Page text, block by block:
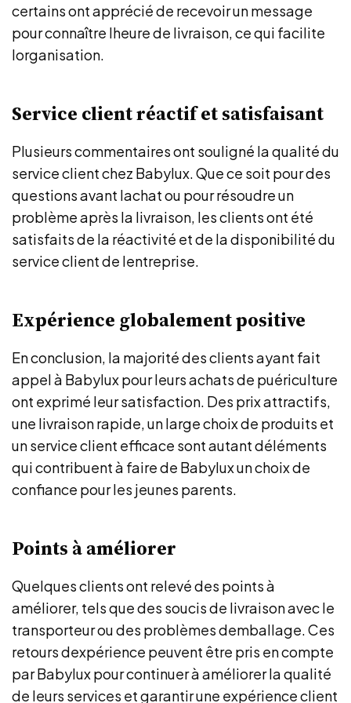
certains ont apprécié de recevoir un message
pour connaître lheure de livraison, ce qui facilite
lorganisation.
Service client réactif et satisfaisant
Plusieurs commentaires ont souligné la qualité du
service client chez Babylux. Que ce soit pour des
questions avant lachat ou pour résoudre un
problème après la livraison, les clients ont été
satisfaits de la réactivité et de la disponibilité du
service client de lentreprise.
Expérience globalement positive
En conclusion, la majorité des clients ayant fait
appel à Babylux pour leurs achats de puériculture
ont exprimé leur satisfaction. Des prix attractifs,
une livraison rapide, un large choix de produits et
un service client efficace sont autant déléments
qui contribuent à faire de Babylux un choix de
confiance pour les jeunes parents.
Points à améliorer
Quelques clients ont relevé des points à
améliorer, tels que des soucis de livraison avec le
transporteur ou des problèmes demballage. Ces
retours dexpérience peuvent être pris en compte
par Babylux pour continuer à améliorer la qualité
de leurs services et garantir une expérience client